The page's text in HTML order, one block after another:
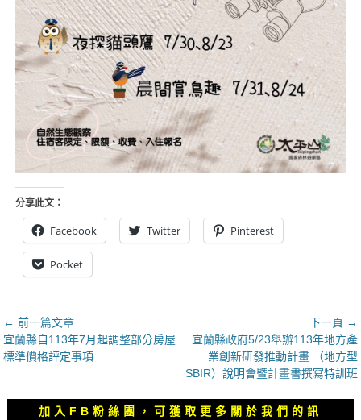
分享此文：
Facebook Twitter Pinterest
Pocket
文
章
導
← 前一篇文章
上
一
宜蘭縣自113年7月起調整部分房屋
標準價格評定事項
下一頁 →
篇
章：
宜蘭縣政府5/23舉辦113年地方產
業創新研發推動計畫 （地方型
SBIR）說明會暨計畫書撰寫特訓班
加入FB粉絲團，可獲取更多關於我們的訊